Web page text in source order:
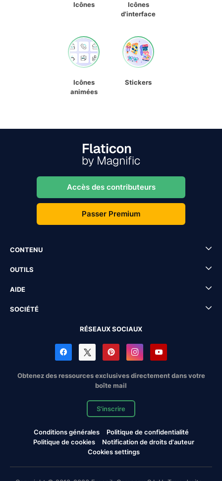
Icônes
Icônes
d'interface
Icônes
animées
Stickers
Accès des contributeurs
Passer Premium
CONTENU
OUTILS
AIDE
SOCIÉTÉ
RÉSEAUX SOCIAUX
Obtenez des ressources exclusives directement dans votre
boîte mail
S'inscrire
Conditions générales
Politique de confidentialité
Politique de cookies
Notification de droits d'auteur
Cookies settings